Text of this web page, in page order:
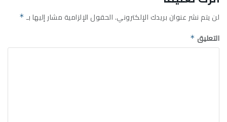
لن يتم نشر عنوان بريدك الإلكتروني.الحقول الإلزامية مشار إليها بـ *
التعليق *